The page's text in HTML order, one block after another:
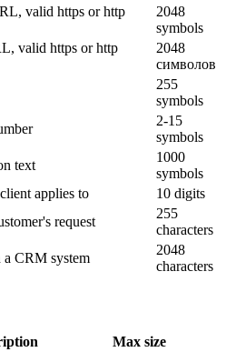
valid https or http
2048
symbols
valid https or http
2048
символов
255
symbols
2-15
symbols
text
1000
symbols
applies to
10 digits
request
255
characters
CRM system
2048
characters
Max size